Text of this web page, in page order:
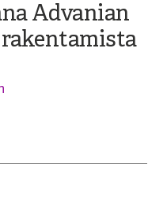
Advanian